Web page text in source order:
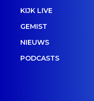
KIJK LIVE
GEMIST
NIEUWS
PODCASTS